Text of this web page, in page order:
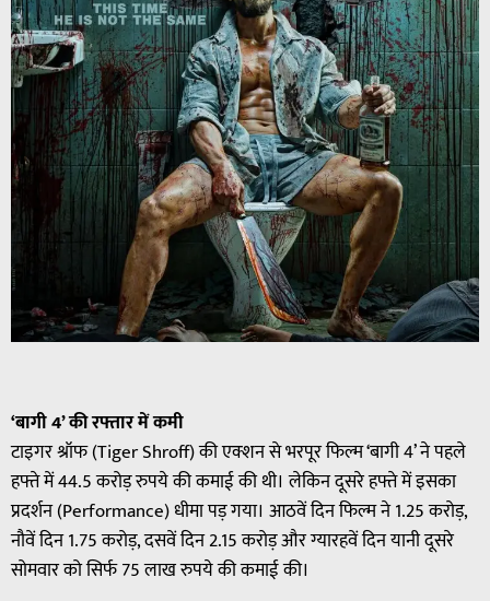
‘बागी 4’ की रफ्तार में कमी
टाइगर श्रॉफ (Tiger Shroff) की एक्शन से भरपूर फिल्म ‘बागी 4’ ने पहले
हफ्ते में 44.5 करोड़ रुपये की कमाई की थी। लेकिन दूसरे हफ्ते में इसका
प्रदर्शन (Performance) धीमा पड़ गया। आठवें दिन फिल्म ने 1.25 करोड़,
नौवें दिन 1.75 करोड़, दसवें दिन 2.15 करोड़ और ग्यारहवें दिन यानी दूसरे
सोमवार को सिर्फ 75 लाख रुपये की कमाई की।